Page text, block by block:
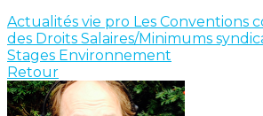
Actualités vie pro Les Conventions
des Droits Salaires/Minimums
Stages Environnement
Retour